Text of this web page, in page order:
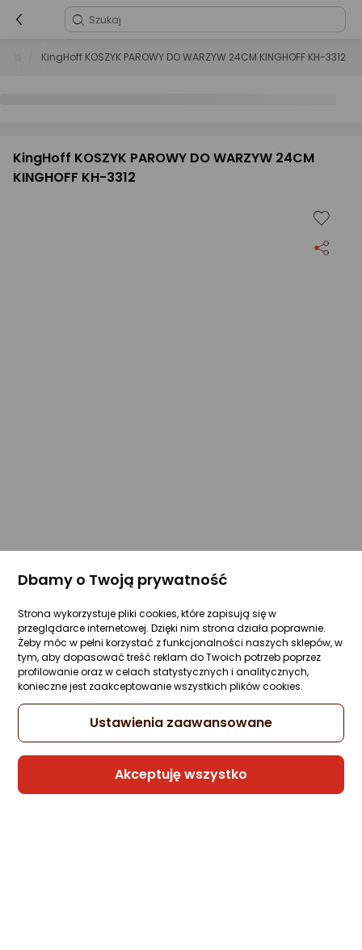
KingHoff KOSZYK PAROWY DO WARZYW 24CM KINGHOFF KH-3312
KingHoff KOSZYK PAROWY DO WARZYW 24CM
KINGHOFF KH-3312
Dbamy o Twoją prywatność
Strona wykorzystuje pliki cookies, które zapisują się w
przeglądarce internetowej. Dzięki nim strona działa poprawnie.
Żeby móc w pełni korzystać z funkcjonalności naszych sklepów, w
tym, aby dopasować treść reklam do Twoich potrzeb poprzez
profilowanie oraz w celach statystycznych i analitycznych,
konieczne jest zaakceptowanie wszystkich plików cookies.
Ustawienia zaawansowane
Akceptuję wszystko